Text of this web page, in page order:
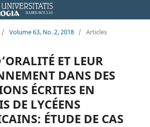
/ Volume 63, No. 2, 2018 / Articles
ET LEUR
DANS DES
ÉCRITES EN
DE LYCÉENS
ÉTUDE DE CAS